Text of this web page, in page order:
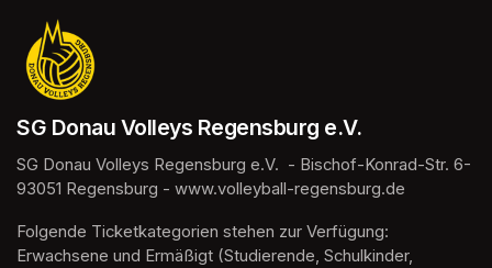
SG Donau Volleys Regensburg e.V.
SG Donau Volleys Regensburg e.V.  - Bischof-Konrad-Str. 6-
93051 Regensburg - www.volleyball-regensburg.de
Folgende Ticketkategorien stehen zur Verfügung:
Erwachsene und Ermäßigt (Studierende, Schulkinder,